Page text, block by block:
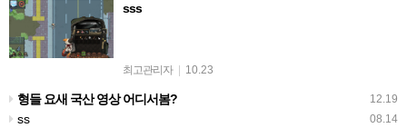
sss
최고관리자 10.23
12.19
형들 요새 국산 영상 어디서봄?
08.14
ss